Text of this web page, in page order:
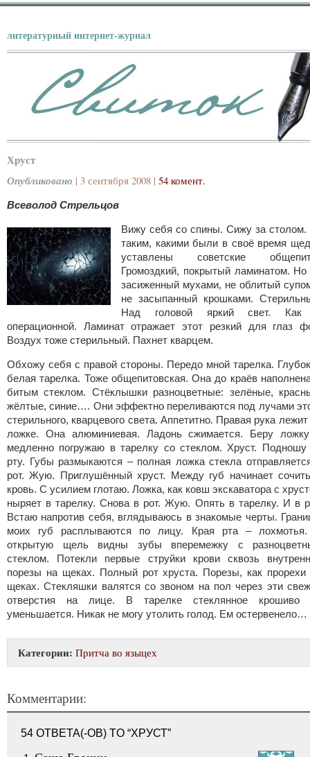
литературный интернет-журнал
Хруст
Опубликовано | 3 сентября 2008 | 54 комент.
Всеволод Стрельцов
Вижу себя со спины. Сижу за столом.
таким, какими были в своё время
уставлены советские
Громоздкий, покрытый ламинатом. Но
засиженный мухами, не облитый
не засыпанный крошками.
Над головой яркий свет.
операционной. Ламинат отражает этот резкий для глаз
Воздух тоже стерильный. Пахнет кварцем.
Обхожу себя с правой стороны. Передо мной тарелка.
белая тарелка. Тоже общепитовская. Она до краёв
битым стеклом. Стёклышки разноцветные: зелёные,
жёлтые, синие…. Они эффектно переливаются под лучами
стерильного, кварцевого света. Аппетитно. Правая рука лежит
ложке. Она алюминиевая. Ладонь сжимается. Беру
медленно погружаю в тарелку со стеклом. Хруст. Подношу
рту. Губы размыкаются – полная ложка стекла
рот. Жую. Приглушённый хруст. Между губ начинает
кровь. С усилием глотаю. Ложка, как ковш экскаватора с
ныряет в тарелку. Снова в рот. Жую. Опять в тарелку. И в
Встаю напротив себя, вглядываюсь в знакомые черты.
моих губ расплываются по лицу. Края рта –
открытую щель видны зубы вперемежку с
стеклом. Потекли первые струйки крови сквозь
порезы на щеках. Полный рот хруста. Порезы, как прорехи
щеках. Стекляшки валятся со звоном на пол через эти
отверстия на лице. В тарелке стеклянное крошиво
уменьшается. Никак не могу утолить голод. Ем остервенело…
Категории: Притча во языцех
Комментарии:
54 ОТВЕТА(-ОВ) TO “ХРУСТ”